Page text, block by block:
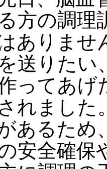
方の調理
ありませ
送りた
ってあげ
れました
あるため
安全確保